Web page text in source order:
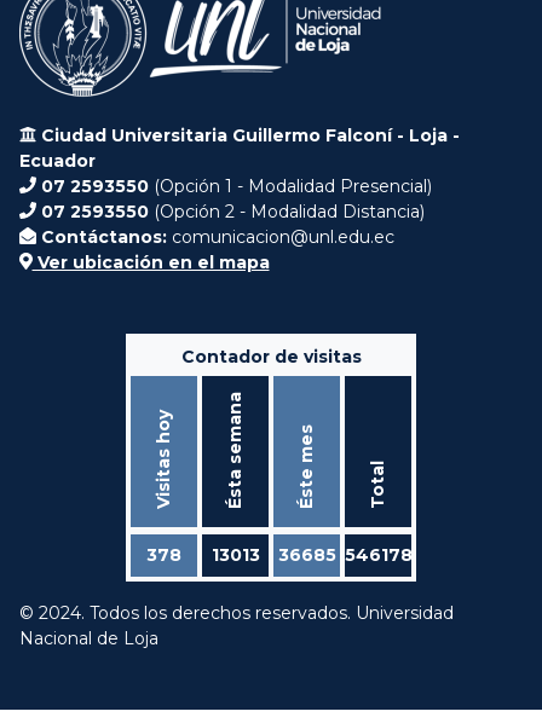
Ciudad Universitaria Guillermo Falconí - Loja -
Ecuador
07 2593550 (Opción 1 - Modalidad Presencial)
07 2593550 (Opción 2 - Modalidad Distancia)
Contáctanos: comunicacion@unl.edu.ec
Ver ubicación en el mapa
Contador de visitas
Visitas hoy Ésta semana Éste mes Total
378 13013 36685 546178
© 2024. Todos los derechos reservados. Universidad
Nacional de Loja